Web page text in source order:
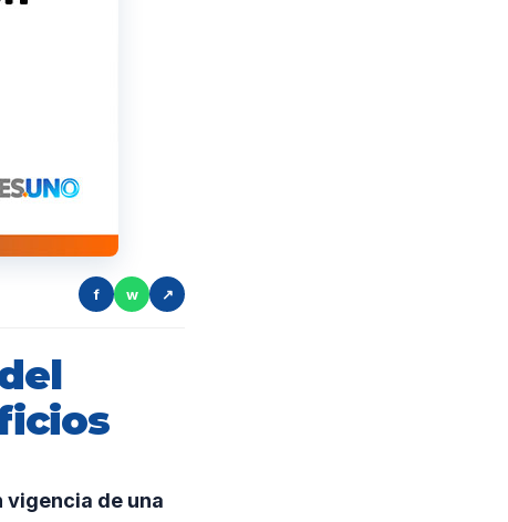
f w ↗
vigencia de una